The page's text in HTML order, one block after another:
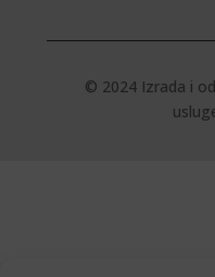
© 2024 Izrada i